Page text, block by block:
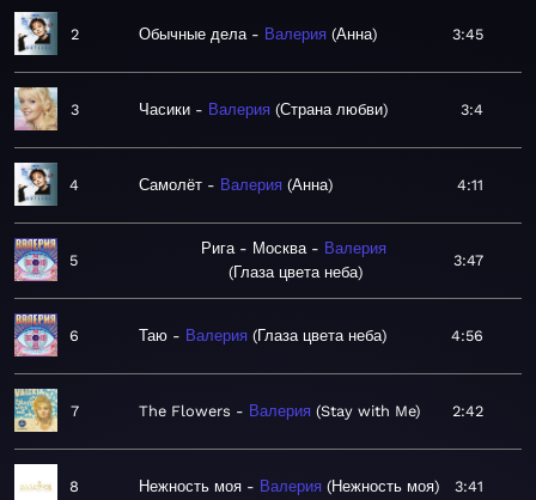
2 Обычные дела Валерия Анна 3:45
3 Часики Валерия Страна любви 3:4
4 Самолёт Валерия Анна 4:11
5
Рига - Москва
Валерия
Глаза цвета неба
3:47
6 Таю Валерия Глаза цвета неба 4:56
7 The Flowers Валерия Stay with Me 2:42
8 Нежность моя Валерия Нежность моя 3:41